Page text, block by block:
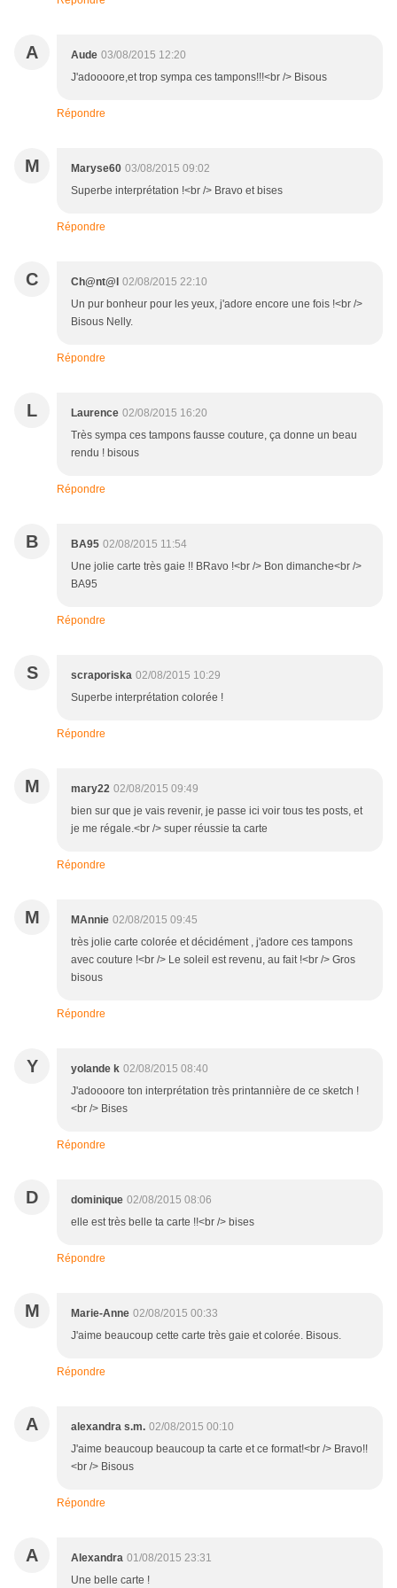
A Aude 03/08/2015 12:20
J'adoooore,et trop sympa ces tampons!!!<br /> Bisous
Répondre
M Maryse60 03/08/2015 09:02
Superbe interprétation !<br /> Bravo et bises
Répondre
C Ch@nt@l 02/08/2015 22:10
Un pur bonheur pour les yeux, j'adore encore une fois !<br />
Bisous Nelly.
Répondre
L Laurence 02/08/2015 16:20
Très sympa ces tampons fausse couture, ça donne un beau
rendu ! bisous
Répondre
B BA95 02/08/2015 11:54
Une jolie carte très gaie !! BRavo !<br /> Bon dimanche<br />
BA95
Répondre
S scraporiska 02/08/2015 10:29
Superbe interprétation colorée !
Répondre
M mary22 02/08/2015 09:49
bien sur que je vais revenir, je passe ici voir tous tes posts, et
je me régale.<br /> super réussie ta carte
Répondre
M MAnnie 02/08/2015 09:45
très jolie carte colorée et décidément , j'adore ces tampons
avec couture !<br /> Le soleil est revenu, au fait !<br /> Gros
bisous
Répondre
Y yolande k 02/08/2015 08:40
J'adoooore ton interprétation très printannière de ce sketch !
<br /> Bises
Répondre
D dominique 02/08/2015 08:06
elle est très belle ta carte !!<br /> bises
Répondre
M Marie-Anne 02/08/2015 00:33
J'aime beaucoup cette carte très gaie et colorée. Bisous.
Répondre
A alexandra s.m. 02/08/2015 00:10
J'aime beaucoup beaucoup ta carte et ce format!<br /> Bravo!!
<br /> Bisous
Répondre
A Alexandra 01/08/2015 23:31
Une belle carte !